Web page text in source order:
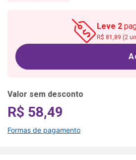
Leve 2
R$ 81,89 (2
Valor sem desconto
R$ 58,49
Formas de pagamento